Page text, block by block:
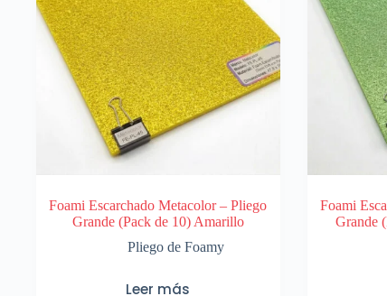
Foami Escarchado Metacolor – Pliego
Grande (Pack de 10) Amarillo
Pliego de Foamy
Leer más
Foami
Grande